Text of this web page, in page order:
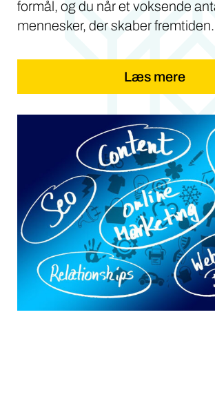
mennesker, der skaber fremtiden.
Læs mere